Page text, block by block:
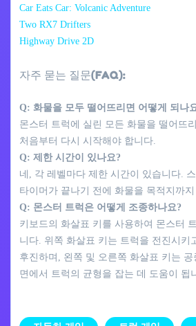
Car Eats Car: Volcanic Adventure
Two RX7 Drifters
Highway Drive 2D
자주 묻는 질문(FAQ):
Q: 화물을 모두 떨어뜨리면 어떻게 되나
몬스터 트럭에 실린 모든 화물을 떨어뜨
처음부터 다시 시작해야 합니다.
Q: 제한 시간이 있나요?
네, 각 레벨마다 제한 시간이 있습니다.
타이머가 끝나기 전에 화물을 목적지까
Q: 몬스터 트럭은 어떻게 조종하나요?
키보드의 화살표 키를 사용하여 몬스터
니다. 위쪽 화살표 키는 트럭을 전진시키
후진하며, 왼쪽 및 오른쪽 화살표 키는 공
면에서 트럭의 균형을 잡는 데 도움이 됩